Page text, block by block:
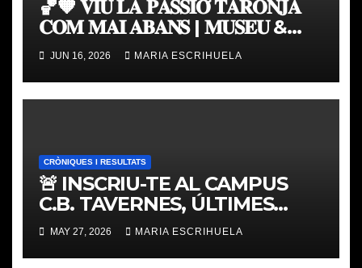
🏀🧡 𝐕𝐈𝐔 𝐋𝐀 𝐏𝐀𝐒𝐒𝐈𝐎́ 𝐓𝐀𝐑𝐎𝐍𝐉𝐀
𝐂𝐎𝐌 𝐌𝐀𝐈 𝐀𝐁𝐀𝐍𝐒 | 𝐌𝐔𝐒𝐄𝐔 &
𝐓𝐎𝐔𝐑 𝐕𝐀𝐋𝐄𝐍𝐂𝐈𝐀 𝐁𝐀𝐒𝐊𝐄𝐓
JUN 16, 2026 MARIA ESCRIHUELA
CRÒNIQUES I RESULTATS
🚨 INSCRIU-TE AL CAMPUS
C.B. TAVERNES, ÚLTIMES
PLACES
MAY 27, 2026 MARIA ESCRIHUELA